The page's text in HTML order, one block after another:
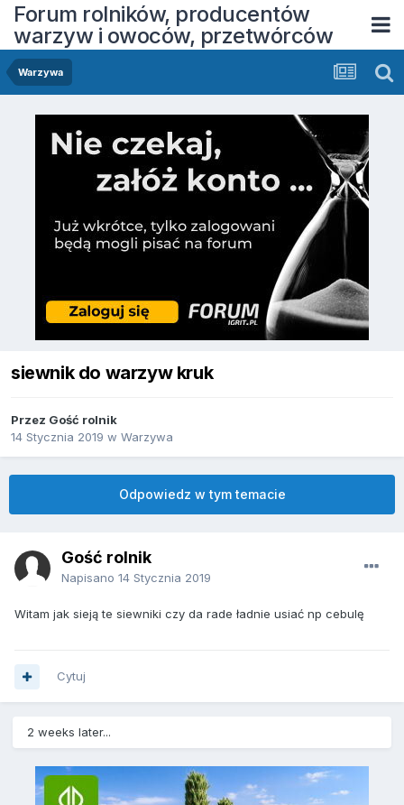
Forum rolników, producentów
warzyw i owoców, przetwórców
Warzywa
siewnik do warzyw kruk
Przez Gość rolnik
14 Stycznia 2019 w Warzywa
Odpowiedz w tym temacie
Gość rolnik
Napisano 14 Stycznia 2019
Witam jak sieją te siewniki czy da rade ładnie usiać np cebulę
Cytuj
2 weeks later...